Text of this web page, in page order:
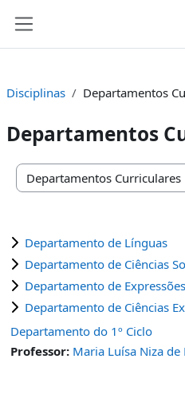
Disciplinas Departamentos
Departamentos
Categorias de disciplinas
Departamento de Línguas
Departamento de Ciências
Departamento de Expressões
Departamento de Ciências
Departamento do 1º Ciclo
Professor: Maria Luísa Niza de